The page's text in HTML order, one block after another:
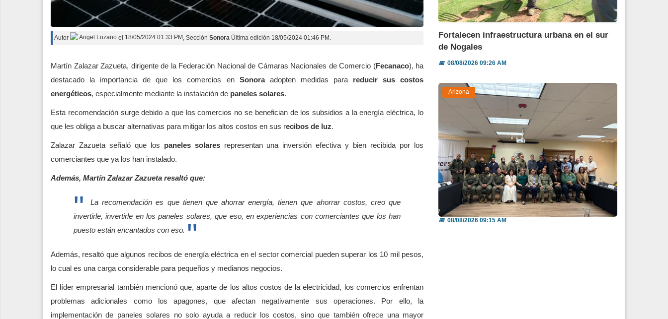
Autor Angel Lozano el 18/05/2024 01:33 PM , Sección Sonora Última edición 18/05/2024 01:46 PM.
Martín Zalazar Zazueta, dirigente de la Federación Nacional de Cámaras Nacionales de Comercio (Fecanaco), ha
destacado la importancia de que los comercios en Sonora adopten medidas para reducir sus costos
energéticos, especialmente mediante la instalación de paneles solares.
Esta recomendación surge debido a que los comercios no se benefician de los subsidios a la energía eléctrica, lo
que les obliga a buscar alternativas para mitigar los altos costos en sus recibos de luz.
Zalazar Zazueta señaló que los paneles solares representan una inversión efectiva y bien recibida por los
comerciantes que ya los han instalado.
Además, Martín Zalazar Zazueta resaltó que:
La recomendación es que tienen que ahorrar energía, tienen que ahorrar costos, creo que
invertirle, invertirle en los paneles solares, que eso, en experiencias con comerciantes que los han
puesto están encantados con eso.
Además, resaltó que algunos recibos de energía eléctrica en el sector comercial pueden superar los 10 mil pesos,
lo cual es una carga considerable para pequeños y medianos negocios.
El líder empresarial también mencionó que, aparte de los altos costos de la electricidad, los comercios enfrentan
problemas adicionales como los apagones, que afectan negativamente sus operaciones. Por ello, la
implementación de paneles solares no solo ayuda a reducir los costos, sino que también ofrece una mayor
Fortalecen infraestructura urbana en el sur
de Nogales
📅08/08/2026 09:26 AM
Arizona
Refuerzan México y EU intercambio de
información para b...
📅08/08/2026 09:15 AM